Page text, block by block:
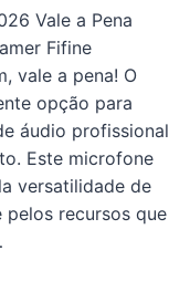
Vale a Pena
Fifine
vale a pena! O
opção para
áudio profissional
Este microfone
versatilidade de
pelos recursos que